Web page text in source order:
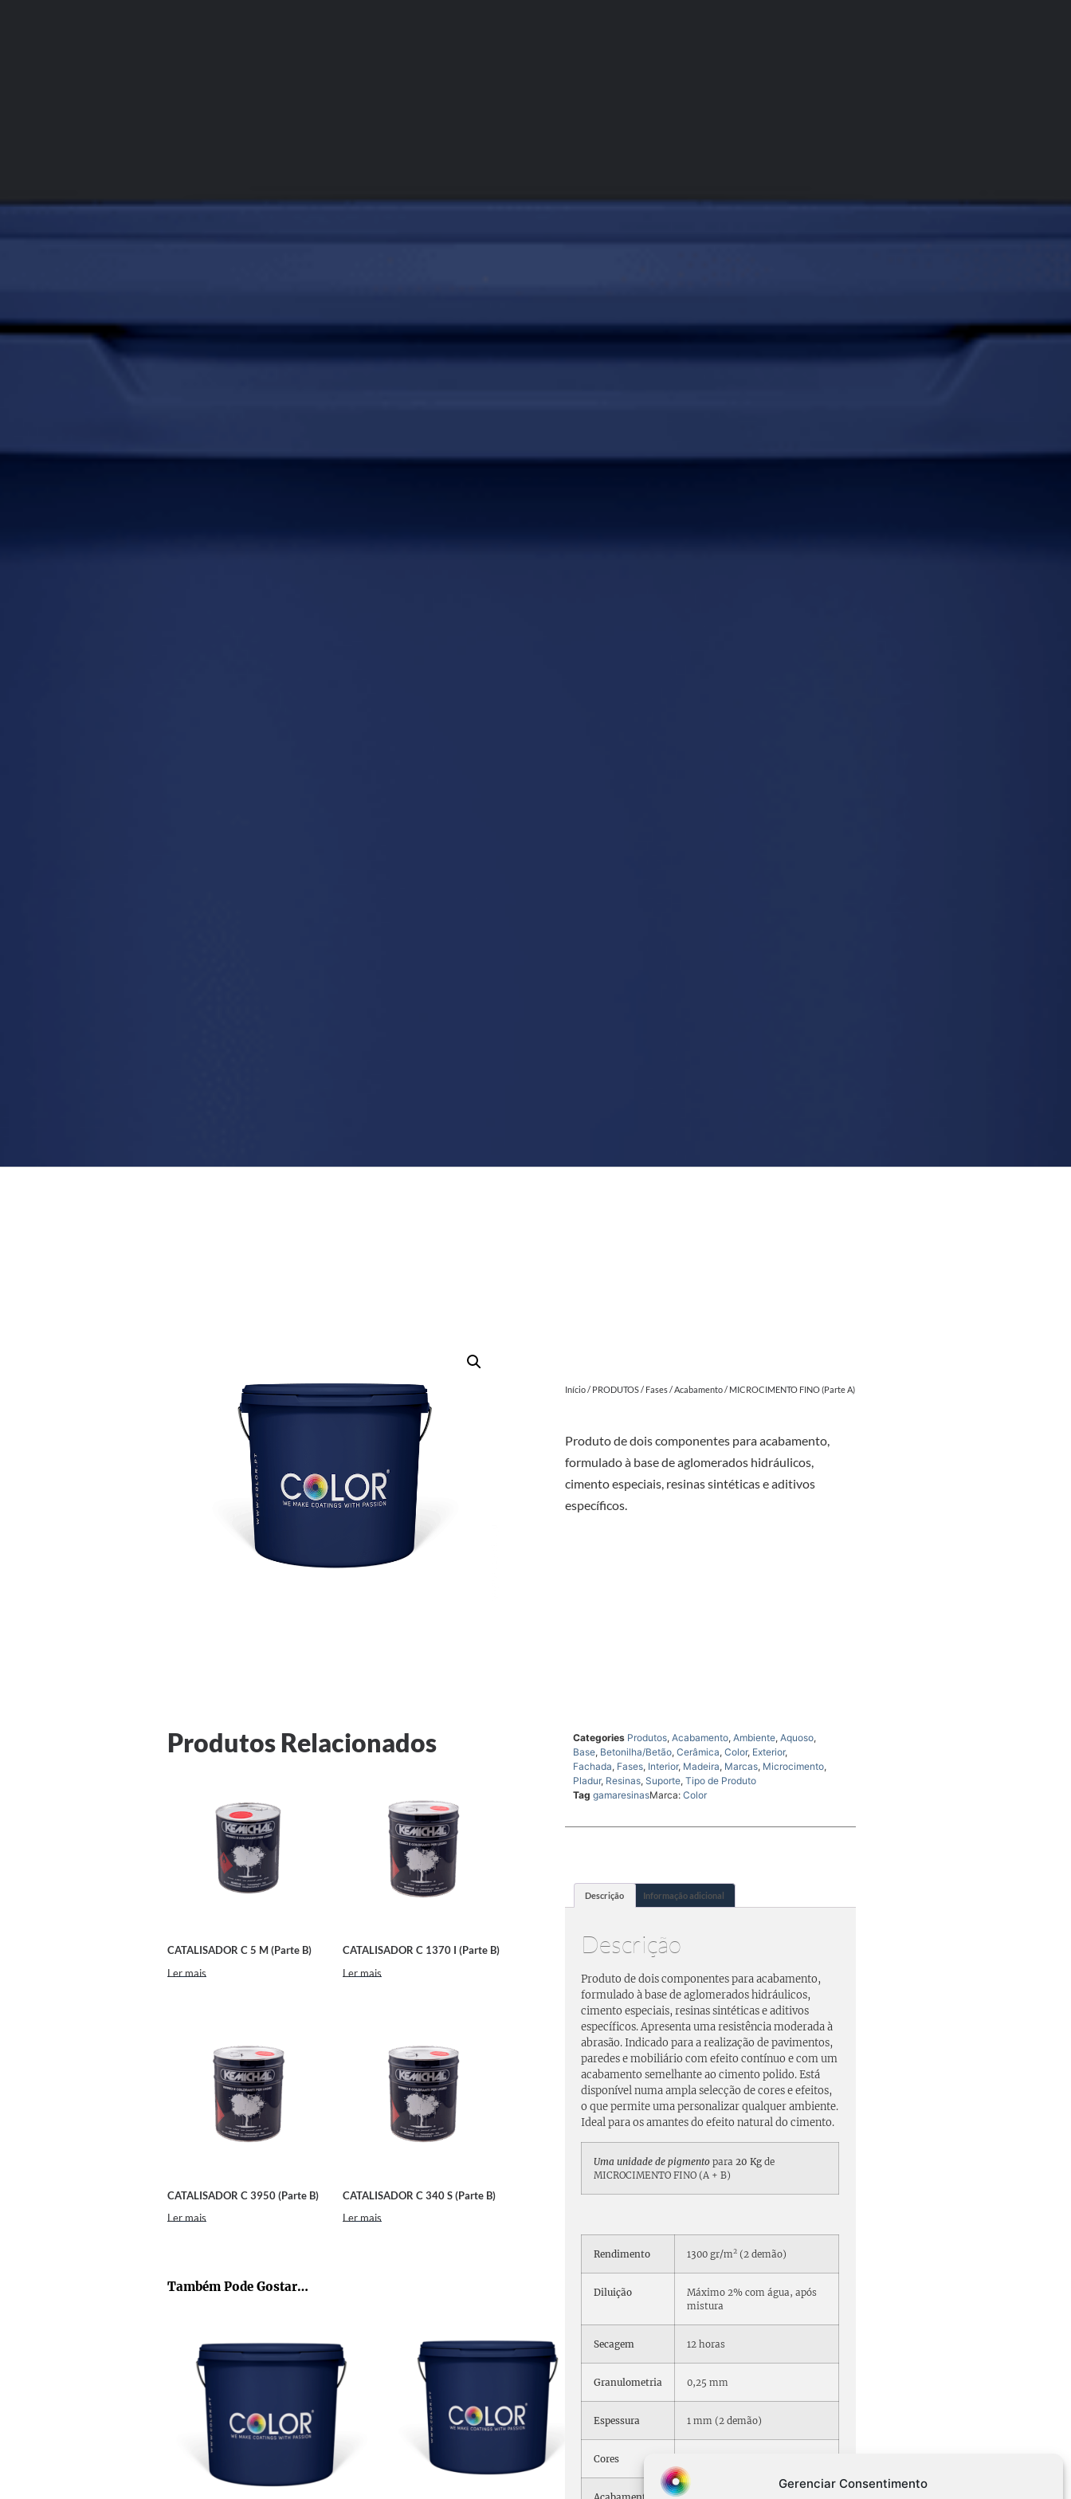
Gerenciar Consentimento
Início/ PRODUTOS/ Fases/Acabamento/ MICROCIMENTO FINO (Parte A)
Produto de dois componentes para acabamento,
formulado à base de aglomerados hidráulicos,
cimento especiais, resinas sintéticas e aditivos
específicos.
Produtos Relacionados
CATALISADOR C 5 M (Parte B)
Ler mais
CATALISADOR C 1370 I (Parte B)
Ler mais
CATALISADOR C 3950 (Parte B)
Ler mais
CATALISADOR C 340 S (Parte B)
Ler mais
Também Pode Gostar…
Categories Produtos,Acabamento,Ambiente,Aquoso,
Base, Betonilha/Betão,Cerâmica,Color, Exterior,
Fachada, Fases, Interior, Madeira, Marcas, Microcimento,
Pladur, Resinas,Suporte,Tipo de Produto
Tag gamaresinasMarca:Color
Descrição Informação adicional
Descrição
Produto de dois componentes para acabamento,
formulado à base de aglomerados hidráulicos,
cimento especiais, resinas sintéticas e aditivos
específicos. Apresenta uma resistência moderada à
abrasão. Indicado para a realização de pavimentos,
paredes e mobiliário com efeito contínuo e com um
acabamento semelhante ao cimento polido. Está
disponível numa ampla selecção de cores e efeitos,
o que permite uma personalizar qualquer ambiente.
Ideal para os amantes do efeito natural do cimento.
Uma unidade de pigmento para20 Kg de
MICROCIMENTO FINO (A + B)
Rendimento 1300 gr/m2 (2 demão)
Diluição
Máximo 2% com água, após
mistura
Secagem 12 horas
Granulometria 0,25 mm
Espessura 1 mm (2 demão)
Cores